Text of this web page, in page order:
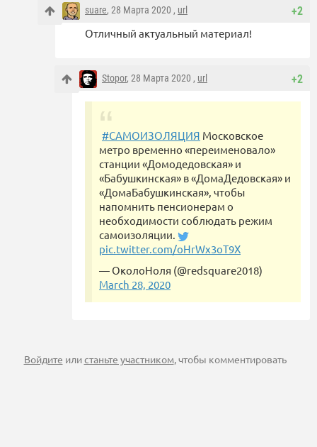
+2
suare, 28 Марта 2020 , url
Отличный актуальный материал!
+2
Stopor, 28 Марта 2020 , url
#САМОИЗОЛЯЦИЯ Московское
метро временно «переименовало»
станции «Домодедовская» и
«Бабушкинская» в «ДомаДедовская» и
«ДомаБабушкинская», чтобы
напомнить пенсионерам о
необходимости соблюдать режим
самоизоляции.
pic.twitter.com/oHrWx3oT9X
— ОколоНоля (@redsquare2018)
March 28, 2020
Войдите илистаньте участником, чтобы комментировать